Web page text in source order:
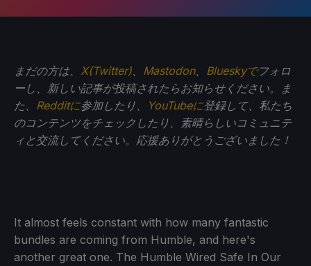
まだの方は、 X(Twitter) Mastodon、 Blueskyでフォロ
ーし、新しい記事が投稿されたらお知らせください。ま
た、 Redditに参加したり、 YouTubeに登録して、私たち
のコンテンツをチェックしたり、素晴らしいコミュニテ
ィと交流してください。応援ありがとうございました！
It almost feels constant with how many fantastic
bundles are coming from Humble, and here's
another great one. The Humble Wired Safe In Our